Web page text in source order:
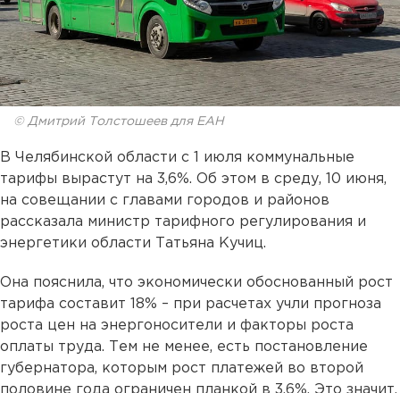
© Дмитрий Толстошеев для ЕАН
В Челябинской области с 1 июля коммунальные
тарифы вырастут на 3,6%. Об этом в среду, 10 июня,
на совещании с главами городов и районов
рассказала министр тарифного регулирования и
энергетики области Татьяна Кучиц.
Она пояснила, что экономически обоснованный рост
тарифа составит 18% – при расчетах учли прогноза
роста цен на энергоносители и факторы роста
оплаты труда. Тем не менее, есть постановление
губернатора, которым рост платежей во второй
половине года ограничен планкой в 3,6%. Это значит,